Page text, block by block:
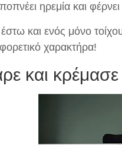
ηρεμία και
και ενός μόνο
χαρακτήρα!
και